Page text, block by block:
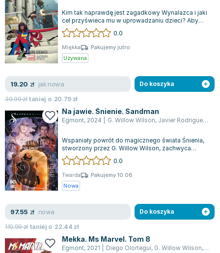
Joanna Jabłczyńska
Piotr Kościelny
Jan Piński
Zygmunt Freud
Agata Passent
Maciej Orłoś
Jo Nesbo
Katarzyna Miller
Antoine de Saint Exupery
Lew Tołstoj
Mark Twain
Marcin Meller
Paulina Młynarska
ks. Piotr Pawlukiewicz
Piotr Latocha
Michael Scott
Jarosław Iwaszkiewicz
Kim tak naprawdę jest zagadkowy Wynalazca i jaki
cel przyświeca mu w uprowadzaniu dzieci? Aby
odpowiedzieć na te pytania, Kamala K...
0.0
Miękka
Pakujemy jutro
Używana
19.20 zł jak nowa
39.99złtaniej o 20.79 zł
Do koszyka
Na jawie. Śnienie. Sandman
Egmont, 2024 G. Willow Wilson, Javier Rodriguez ,
Wspaniały powrót do magicznego świata Śnienia,
stworzony przez G. Willow Wilson, zachwyca
czytelników miniserią pełną niezwykłych...
0.0
Twarda
Pakujemy 10.08
Nowa
97.55 zł nowa
119.99zł taniej o 22.44 zł
Do koszyka
Mekka. Ms Marvel. Tom 8
Egmont, 2021 Diego Olortegui, G. Willow Wilson,